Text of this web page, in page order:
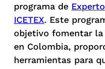
programa de
ICETEX. Este
objetivo fomentar
en Colombia,
herramientas para